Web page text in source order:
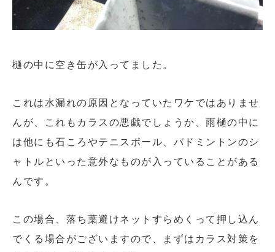
樋の中に空き缶が入ってました。
これは水漏れの原因となっていたワケではありませ
んが、これもカラスの悪戯でしょうか、雨樋の中に
は他にも石ころやテニスボール、バドミントンのシ
ャトルといった意外なものが入っていることがある
んです。
この場合、落ち葉避けネットすらめくって押し込ん
でくる場合がございますので、まずはカラス対策を